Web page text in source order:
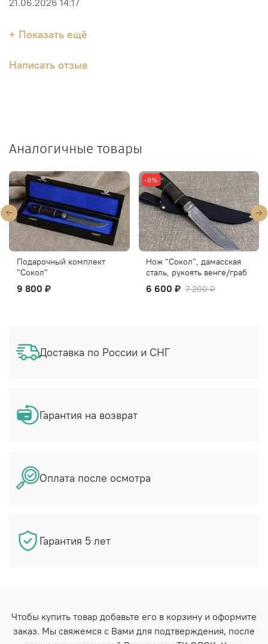
21.06.2026 14:17
+ Показать ещё
Написать отзыв
Аналогичные товары
Подарочный комплект
"Сокол"
9 800 ₽
-8%
Нож "Сокол", дамасская
сталь, рукоять венге/граб
6 600 ₽ 7 200 ₽
Доставка по России и СНГ
Гарантия на возврат
Оплата после осмотра
Гарантия 5 лет
Чтобы купить товар добавьте его в корзину и оформите
заказ. Мы свяжемся с Вами для подтверждения, после